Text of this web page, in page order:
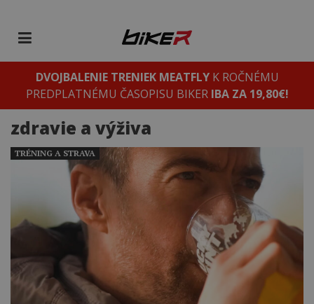
DVOJBALENIE TRENIEK MEATFLYK ROČNÉMU
PREDPLATNÉMU ČASOPISU BIKER IBA ZA 19,80€!
zdravie a výživa
TRÉNING A STRAVA